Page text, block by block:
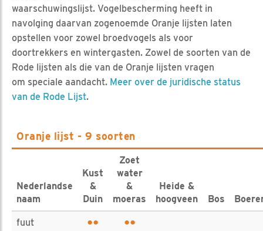
waarschuwingslijst. Vogelbescherming heeft in
navolging daarvan zogenoemde Oranje lijsten laten
opstellen voor zowel broedvogels als voor
doortrekkers en wintergasten. Zowel de soorten van de
Rode lijsten als die van de Oranje lijsten vragen
om speciale aandacht. Meer over de juridische status
van de Rode Lijst.
Oranje lijst - 9 soorten
Nederlandse
naam
Kust
&
Duin
Zoet
water
&
moeras
Heide &
hoogveen
Bos
fuut •• ••